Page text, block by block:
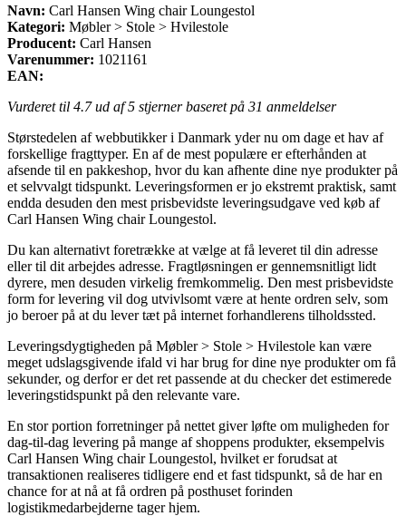
Navn: Carl Hansen Wing chair Loungestol
Kategori: Møbler > Stole > Hvilestole
Producent: Carl Hansen
Varenummer: 1021161
EAN:
Vurderet til 4.7ud af 5 stjerner baseret på 31 anmeldelser
Størstedelen af webbutikker i Danmark yder nu om dage et hav af
forskellige fragttyper. En af de mest populære er efterhånden at
afsende til en pakkeshop, hvor du kan afhente dine nye produkter på
et selvvalgt tidspunkt. Leveringsformen er jo ekstremt praktisk, samt
endda desuden den mest prisbevidste leveringsudgave ved køb af
Carl Hansen Wing chair Loungestol.
Du kan alternativt foretrække at vælge at få leveret til din adresse
eller til dit arbejdes adresse. Fragtløsningen er gennemsnitligt lidt
dyrere, men desuden virkelig fremkommelig. Den mest prisbevidste
form for levering vil dog utvivlsomt være at hente ordren selv, som
jo beroer på at du lever tæt på internet forhandlerens tilholdssted.
Leveringsdygtigheden på Møbler > Stole > Hvilestole kan være
meget udslagsgivende ifald vi har brug for dine nye produkter om få
sekunder, og derfor er det ret passende at du checker det estimerede
leveringstidspunkt på den relevante vare.
En stor portion forretninger på nettet giver løfte om muligheden for
dag-til-dag levering på mange af shoppens produkter, eksempelvis
Carl Hansen Wing chair Loungestol, hvilket er forudsat at
transaktionen realiseres tidligere end et fast tidspunkt, så de har en
chance for at nå at få ordren på posthuset forinden
logistikmedarbejderne tager hjem.